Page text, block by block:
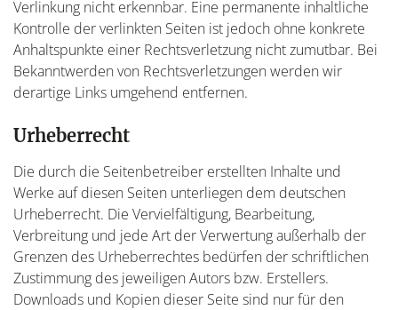
Verlinkung nicht erkennbar. Eine permanente inhaltliche
Kontrolle der verlinkten Seiten ist jedoch ohne konkrete
Anhaltspunkte einer Rechtsverletzung nicht zumutbar. Bei
Bekanntwerden von Rechtsverletzungen werden wir
derartige Links umgehend entfernen.
Urheberrecht
Die durch die Seitenbetreiber erstellten Inhalte und
Werke auf diesen Seiten unterliegen dem deutschen
Urheberrecht. Die Vervielfältigung, Bearbeitung,
Verbreitung und jede Art der Verwertung außerhalb der
Grenzen des Urheberrechtes bedürfen der schriftlichen
Zustimmung des jeweiligen Autors bzw. Erstellers.
Downloads und Kopien dieser Seite sind nur für den